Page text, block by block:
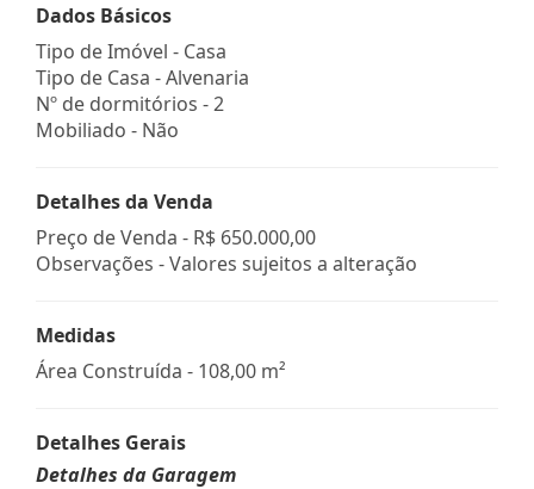
Dados Básicos
Tipo de Imóvel - Casa
Tipo de Casa - Alvenaria
Nº de dormitórios - 2
Mobiliado - Não
Detalhes da Venda
Preço de Venda - R$ 650.000,00
Observações - Valores sujeitos a alteração
Medidas
Área Construída - 108,00 m²
Detalhes Gerais
Detalhes da Garagem